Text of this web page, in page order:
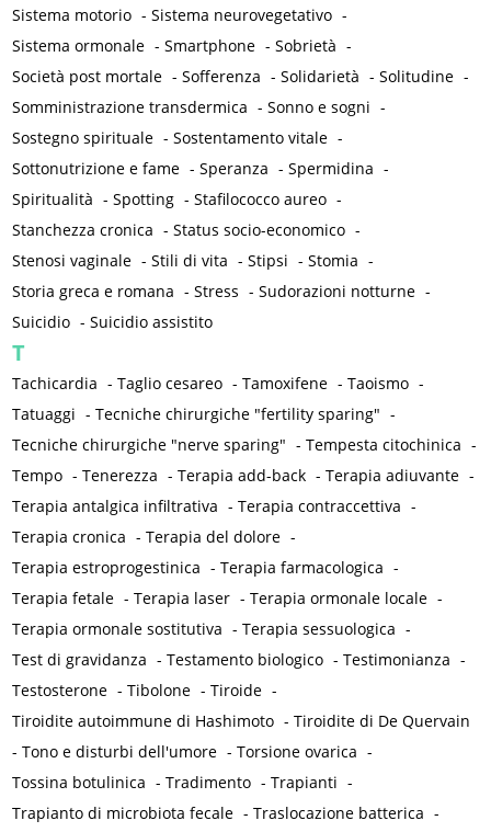
Sistema motorio -Sistema neurovegetativo -
Sistema ormonale -Smartphone -Sobrietà -
Società post mortale -Sofferenza -Solidarietà -Solitudine -
Somministrazione transdermica -Sonno e sogni -
Sostegno spirituale -Sostentamento vitale -
Sottonutrizione e fame -Speranza -Spermidina -
Spiritualità -Spotting -Stafilococco aureo -
Stanchezza cronica -Status socio-economico -
Stenosi vaginale -Stili di vita -Stipsi -Stomia -
Storia greca e romana -Stress -Sudorazioni notturne -
Suicidio -Suicidio assistito
T
Tachicardia -Taglio cesareo -Tamoxifene -Taoismo -
Tatuaggi -Tecniche chirurgiche "fertility sparing" -
Tecniche chirurgiche "nerve sparing" -Tempesta citochinica -
Tempo -Tenerezza -Terapia add-back -Terapia adiuvante -
Terapia antalgica infiltrativa -Terapia contraccettiva -
Terapia cronica -Terapia del dolore -
Terapia estroprogestinica -Terapia farmacologica -
Terapia fetale -Terapia laser -Terapia ormonale locale -
Terapia ormonale sostitutiva -Terapia sessuologica -
Test di gravidanza -Testamento biologico -Testimonianza -
Testosterone -Tibolone -Tiroide -
Tiroidite autoimmune di Hashimoto -Tiroidite di De Quervain
-Tono e disturbi dell'umore -Torsione ovarica -
Tossina botulinica -Tradimento -Trapianti -
Trapianto di microbiota fecale -Traslocazione batterica -